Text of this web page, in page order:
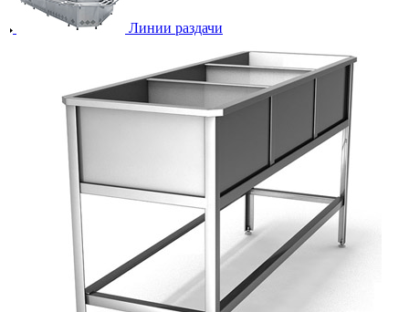
Линии раздачи